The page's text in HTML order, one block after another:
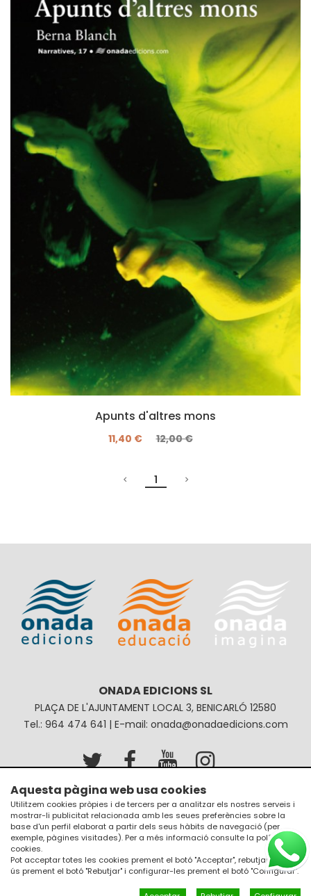
Apunts d'altres mons
11,40 € 12,00 €
1
ONADA EDICIONS SL
PLAÇA DE L'AJUNTAMENT LOCAL 3, BENICARLÓ 12580
Tel.: 964 474 641 | E-mail: onada@onadaedicions.com
Avís legal
Política de privacitat
Política de galetes
Condicions de compra
Aquesta pàgina web usa cookies
Utilitzem cookies pròpies i de tercers per a analitzar els nostres serveis i
mostrar-li publicitat relacionada amb les seues preferències sobre la
base d'un perfil elaborat a partir dels seus hàbits de navegació (per
exemple, pàgines visitades). Per a més informació consulte la política de
cookies.
Pot acceptar totes les cookies prement el botó "Acceptar", rebutjar el seu
ús prement el botó "Rebutjar" i configurar-les prement el botó "Configurar".